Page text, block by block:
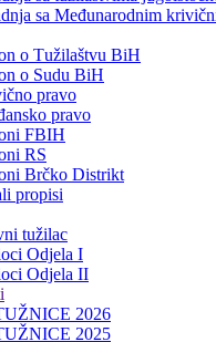
sa Međunarodnim
o Тužilaštvu BiH
o Sudu BiH
pravo
pravo
FBIH
RS
Brčko Distrikt
propisi
tužilac
Odjela I
Odjela II
2026
2025